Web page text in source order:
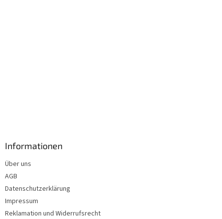
Informationen
Über uns
AGB
Datenschutzerklärung
Impressum
Reklamation und Widerrufsrecht